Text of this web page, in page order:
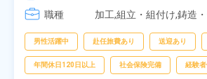
職種
加工,組立・組付け,鋳造
男性活躍中 赴任旅費あり 送迎あり
年間休日120日以上 社会保険完備 経験